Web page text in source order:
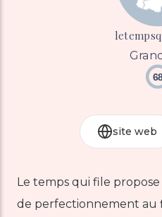
site web
Le temps qui file propose
de perfectionnement au